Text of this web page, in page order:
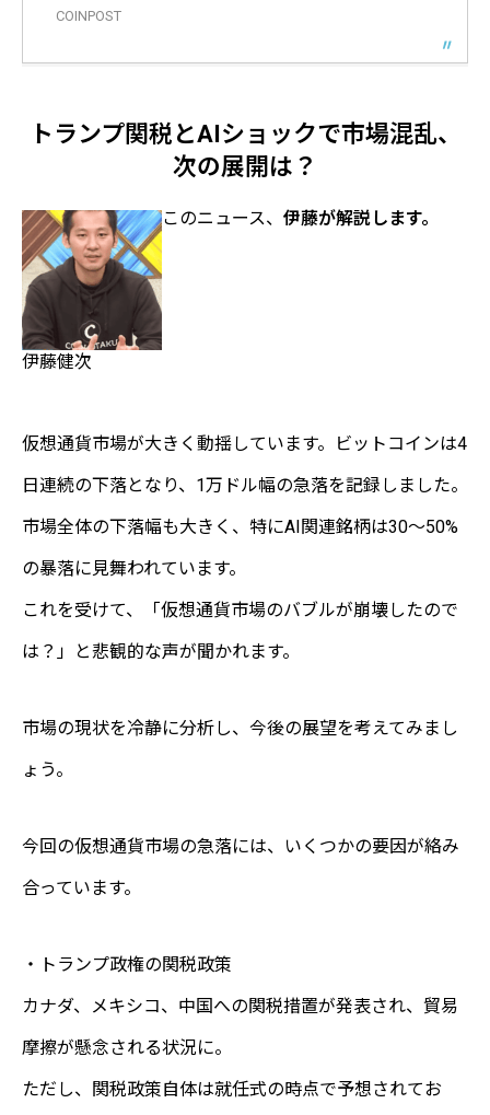
COINPOST
トランプ関税とAIショックで市場混乱、
次の展開は？
伊藤健次
このニュース、 伊藤が解説します。
仮想通貨市場が大きく動揺しています。ビットコインは4
日連続の下落となり、1万ドル幅の急落を記録しました。
市場全体の下落幅も大きく、特にAI関連銘柄は30〜50%
の暴落に見舞われています。
これを受けて、「仮想通貨市場のバブルが崩壊したので
は？」と悲観的な声が聞かれます。
市場の現状を冷静に分析し、今後の展望を考えてみまし
ょう。
今回の仮想通貨市場の急落には、いくつかの要因が絡み
合っています。
・トランプ政権の関税政策
カナダ、メキシコ、中国への関税措置が発表され、貿易
摩擦が懸念される状況に。
ただし、関税政策自体は就任式の時点で予想されてお